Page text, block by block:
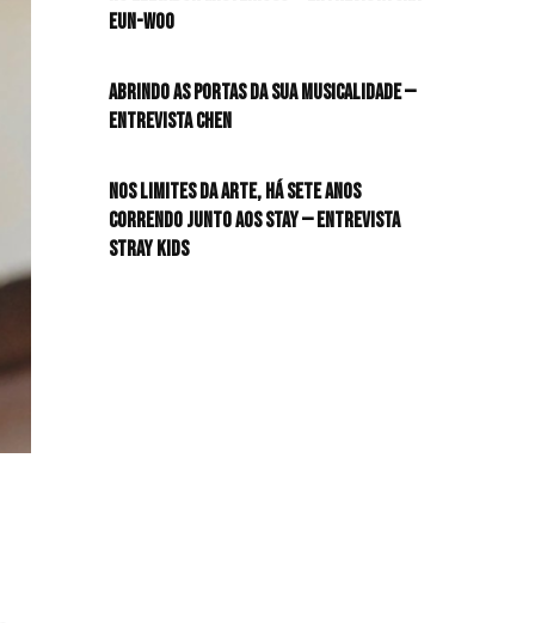
HIT!Lyrics
HIT!Queer
HIT!Radar
HIT!Review
EUN-WOO
Abrindo as portas da sua musicalidade —
Entrevista CHEN
Nos limites da arte, há sete anos
correndo junto aos STAY — Entrevista
Stray Kids